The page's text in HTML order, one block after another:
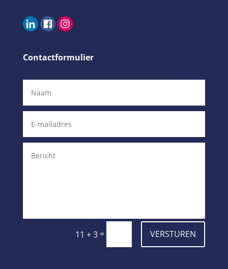
Contactformulier
11 + 3 = VERSTUREN